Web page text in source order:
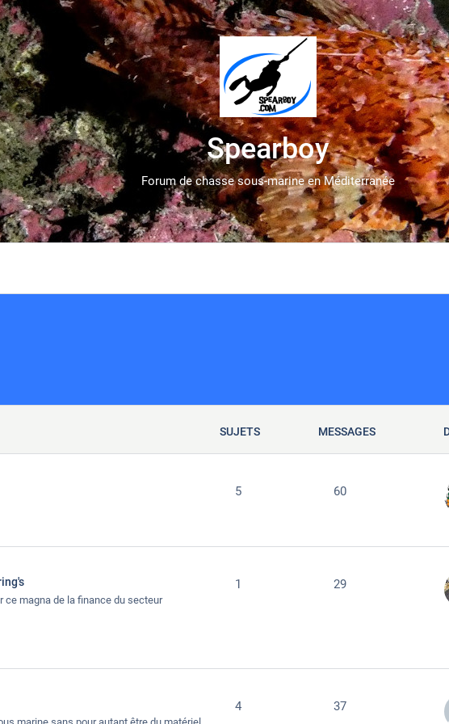
Spearboy
Forum de chasse sous-marine en Méditerranée
SUJETS MESSAGES
5 60
ce magna de la finance du secteur
1 29
4 37